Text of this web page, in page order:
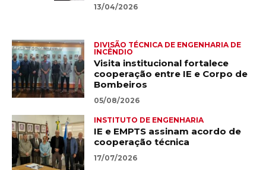
13/04/2026
DIVISÃO TÉCNICA DE ENGENHARIA DE
INCÊNDIO
Visita institucional fortalece
cooperação entre IE e Corpo de
Bombeiros
05/08/2026
INSTITUTO DE ENGENHARIA
IE e EMPTS assinam acordo de
cooperação técnica
17/07/2026